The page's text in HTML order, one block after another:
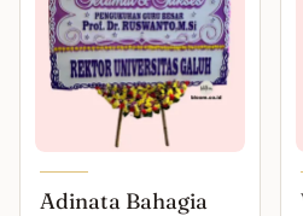
Adinata Bahagia